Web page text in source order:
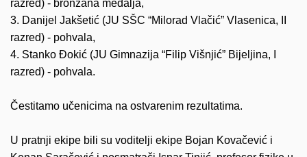
razred) - bronzana medalja,
3. Danijel Jakšetić (JU SŠC “Milorad Vlačić” Vlasenica, II
razred) - pohvala,
4. Stanko Đokić (JU Gimnazija “Filip Višnjić” Bijeljina, I
razred) - pohvala.
Čestitamo učenicima na ostvarenim rezultatima.
U pratnji ekipe bili su voditelji ekipe Bojan Kovačević i